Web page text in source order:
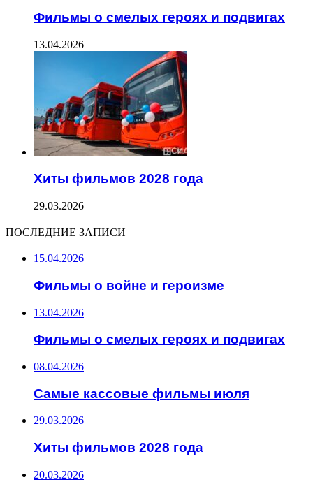
Фильмы о смелых героях и подвигах
13.04.2026
Хиты фильмов 2028 года
29.03.2026
ПОСЛЕДНИЕ ЗАПИСИ
15.04.2026
Фильмы о войне и героизме
13.04.2026
Фильмы о смелых героях и подвигах
08.04.2026
Самые кассовые фильмы июля
29.03.2026
Хиты фильмов 2028 года
20.03.2026